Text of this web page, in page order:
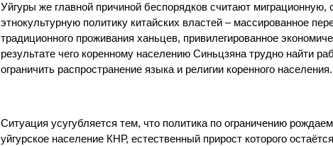
Уйгуры же главной причиной беспорядков считают миграционную,
этнокультурную политику китайских властей – массированное
традиционного проживания ханьцев, привилегированное
результате чего коренному населению Синьцзяна трудно найти
ограничить распространение языка и религии коренного населения.
Ситуация усугубляется тем, что политика по ограничению
уйгурское население КНР, естественный прирост которого